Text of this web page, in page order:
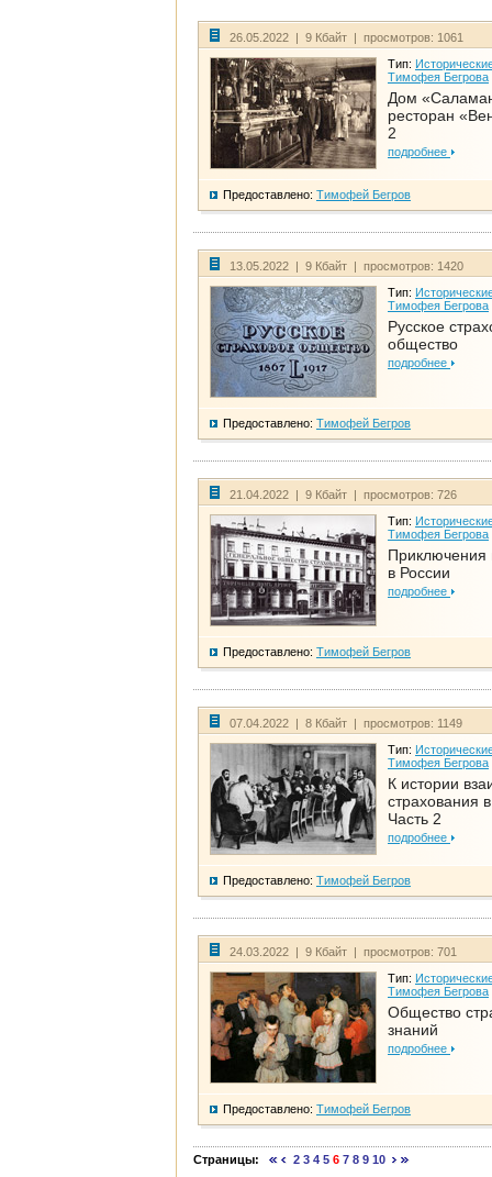
26.05.2022 | 9 Кбайт | просмотров: 1061
Тип:
Тимофея Бегрова
Дом
ресторан
2
подробнее
Предоставлено: Тимофей Бегров
13.05.2022 | 9 Кбайт | просмотров: 1420
Тип:
Тимофея Бегрова
Русское
общество
подробнее
Предоставлено: Тимофей Бегров
21.04.2022 | 9 Кбайт | просмотров: 726
Тип:
Тимофея Бегрова
Приключения
в России
подробнее
Предоставлено: Тимофей Бегров
07.04.2022 | 8 Кбайт | просмотров: 1149
Тип:
Тимофея Бегрова
К истории
страхования
Часть 2
подробнее
Предоставлено: Тимофей Бегров
24.03.2022 | 9 Кбайт | просмотров: 701
Тип:
Тимофея Бегрова
Общество
знаний
подробнее
Предоставлено: Тимофей Бегров
Страницы: 2 3 4 5 6 7 8 9 10